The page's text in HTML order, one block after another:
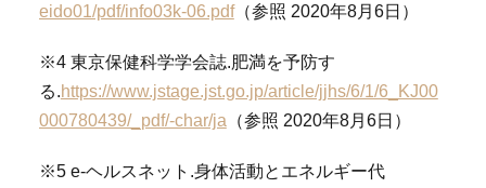
eido01/pdf/info03k-06.pdf（参照 2020年8月6日）
※4 東京保健科学学会誌.肥満を予防す
る.https://www.jstage.jst.go.jp/article/jjhs/6/1/6_KJ00
000780439/_pdf/-char/ja （参照 2020年8月6日）
※5 e-ヘルスネット.身体活動とエネルギー代